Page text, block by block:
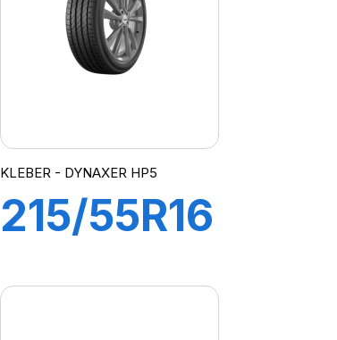
KLEBER - DYNAXER HP5
215/55R16